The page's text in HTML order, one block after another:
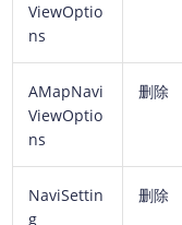
ViewOptio
ns
AMapNavi
ViewOptio
ns
删除
NaviSettin
g
删除